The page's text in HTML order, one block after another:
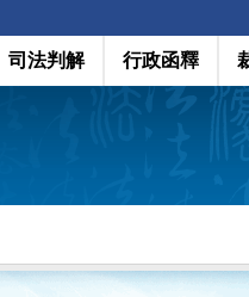
司法判解 行政函釋